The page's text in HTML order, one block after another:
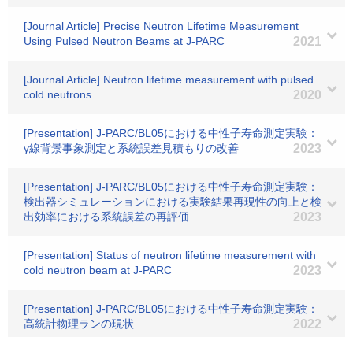
[Journal Article] Precise Neutron Lifetime Measurement
Using Pulsed Neutron Beams at J-PARC
2021
[Journal Article] Neutron lifetime measurement with pulsed
cold neutrons
2020
[Presentation] J-PARC/BL05における中性子寿命測定実験：
γ線背景事象測定と系統誤差見積もりの改善
2023
[Presentation] J-PARC/BL05における中性子寿命測定実験：
検出器シミュレーションにおける実験結果再現性の向上と検
出効率における系統誤差の再評価
2023
[Presentation] Status of neutron lifetime measurement with
cold neutron beam at J-PARC
2023
[Presentation] J-PARC/BL05における中性子寿命測定実験：
高統計物理ランの現状
2022